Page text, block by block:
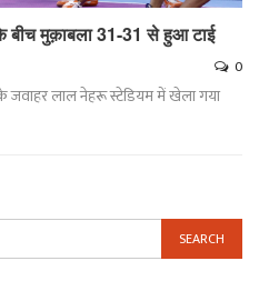
बीच मुक़ाबला 31-31 से हुआ टाई
0
जवाहर लाल नेहरू स्टेडियम में खेला गया